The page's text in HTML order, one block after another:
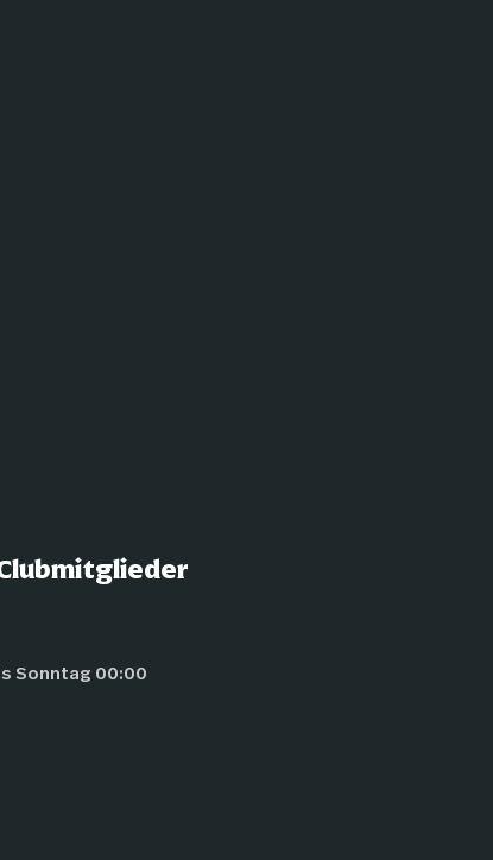
Sonntag 00:00